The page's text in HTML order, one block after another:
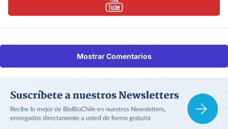
Mostrar Comentarios